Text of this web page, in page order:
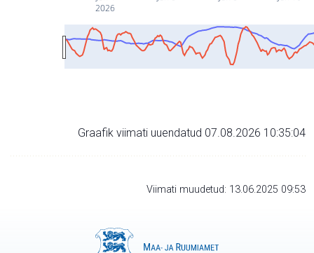
2026
Graafik viimati uuendatud 07.08.2026 10:35:04
Viimati muudetud: 13.06.2025 09:53